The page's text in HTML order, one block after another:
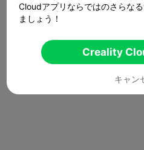
Cloudアプリならではのさらな
ましょう！
Creality
キャン